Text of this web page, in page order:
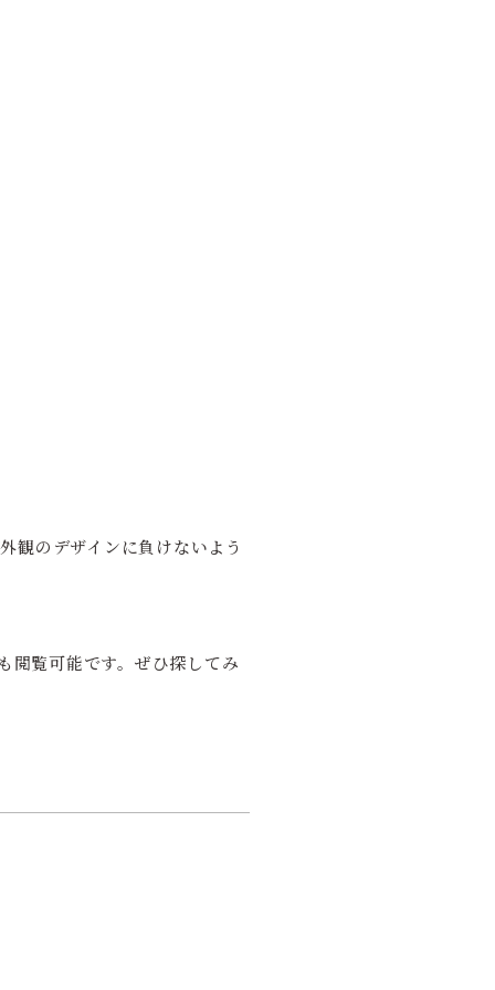
観のデザインに負けないよう
閲覧可能です。ぜひ探してみ